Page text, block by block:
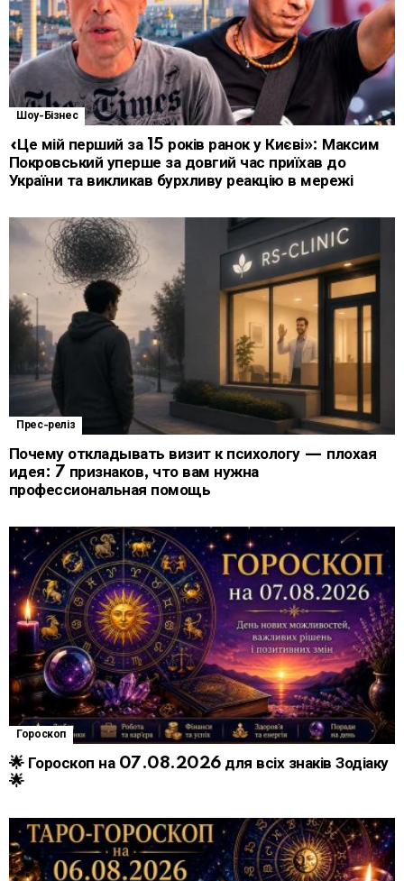
Шоу-Бізнес
«Це мій перший за 15 років ранок у Києві»: Максим
Покровський уперше за довгий час приїхав до
України та викликав бурхливу реакцію в мережі
Прес-реліз
Почему откладывать визит к психологу — плохая
идея: 7 признаков, что вам нужна
профессиональная помощь
Гороскоп
🌟 Гороскоп на 07.08.2026 для всіх знаків Зодіаку
🌟